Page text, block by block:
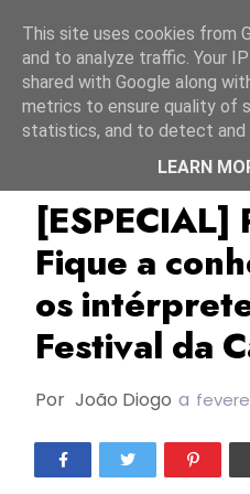
Ana Cláudia
Fique a
os
Festival da
Por João Diogo a
This site uses cookies from
and to analyze traffic. Your
shared with Google along
metrics to ensure quality of
statistics, and to detect and
LEARN